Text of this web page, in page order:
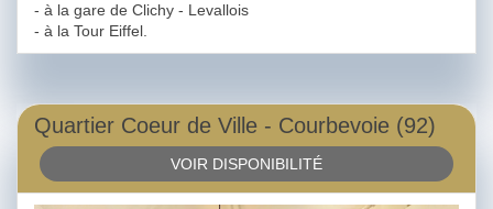
- à la gare de Clichy - Levallois
- à la Tour Eiffel.
Quartier Coeur de Ville - Courbevoie (92)
VOIR DISPONIBILITÉ